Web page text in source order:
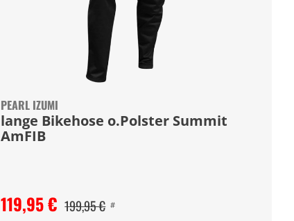
PEARL IZUMI
lange Bikehose o.Polster Summit
AmFIB
119,95 € 199,95 € #